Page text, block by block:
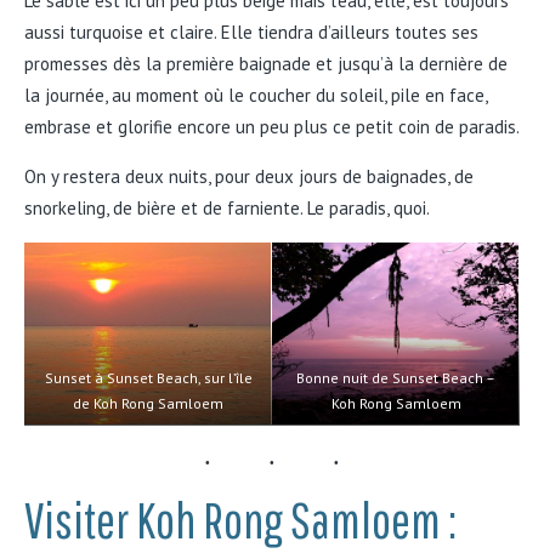
aussi turquoise et claire. Elle tiendra d’ailleurs toutes ses
promesses dès la première baignade et jusqu’à la dernière de
la journée, au moment où le coucher du soleil, pile en face,
embrase et glorifie encore un peu plus ce petit coin de paradis.
On y restera deux nuits, pour deux jours de baignades, de
snorkeling, de bière et de farniente. Le paradis, quoi.
Sunset à Sunset Beach, sur l’île
de Koh Rong Samloem
Bonne nuit de Sunset Beach –
Koh Rong Samloem
Visiter Koh Rong Samloem :